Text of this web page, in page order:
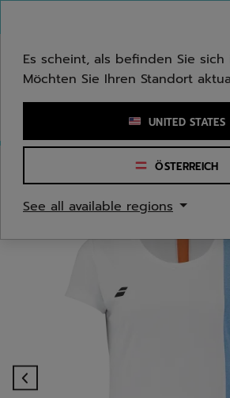
Stichwort oder Artikelnummer
Es scheint, als befinden Sie sich
Möchten Sie Ihren Standort
UNITED STATES
ÖSTERREICH
See all available regions